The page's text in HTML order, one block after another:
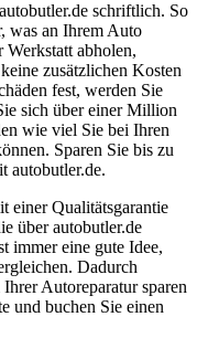
schriftlich. So
was an Ihrem Auto
abholen,
zusätzlichen Kosten
fest, werden Sie
sich über einer Million
wie viel Sie bei Ihren
Sparen Sie bis zu
autobutler.de.
einer Qualitätsgarantie
über autobutler.de
immer eine gute Idee,
Dadurch
Autoreparatur sparen
und buchen Sie einen